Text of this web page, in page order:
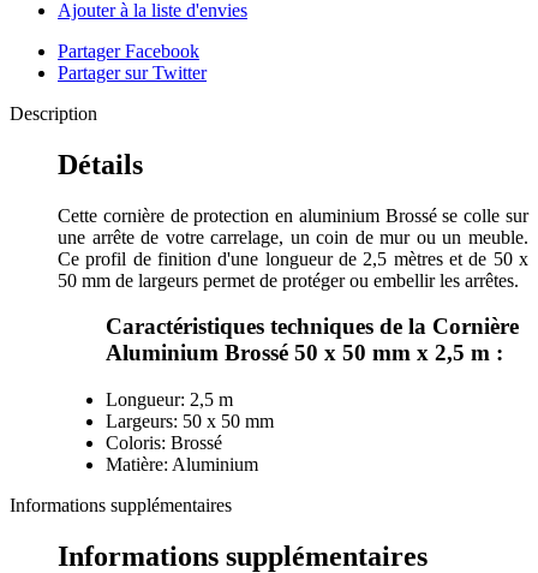
Ajouter à la liste d'envies
Partager Facebook
Partager sur Twitter
Description
Détails
Cette cornière de protection en aluminium Brossé se colle sur
une arrête de votre carrelage, un coin de mur ou un meuble.
Ce profil de finition d'une longueur de 2,5 mètres et de 50 x
50 mm de largeurs permet de protéger ou embellir les arrêtes.
Caractéristiques techniques de la Cornière
Aluminium Brossé 50 x 50 mm x 2,5 m :
Longueur: 2,5 m
Largeurs: 50 x 50 mm
Coloris: Brossé
Matière: Aluminium
Informations supplémentaires
Informations supplémentaires